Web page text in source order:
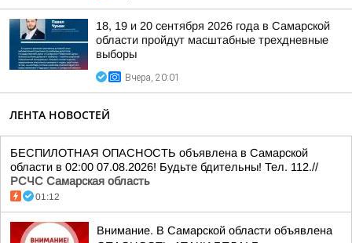
18, 19 и 20 сентября 2026 года в Самарской
области пройдут масштабные трехдневные
выборы
Вчера, 20:01
ЛЕНТА НОВОСТЕЙ
БЕСПИЛОТНАЯ ОПАСНОСТЬ объявлена в Самарской
области в 02:00 07.08.2026! Будьте бдительны! Тел. 112.//
РСЧС Самарская область
01:12
Внимание. В Самарской области объявлена